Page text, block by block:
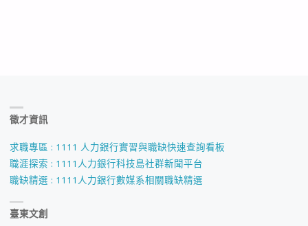
徵才資訊
求職專區 : 1111 人力銀行實習與職缺快速查詢看板
職涯探索 : 1111人力銀行科技島社群新聞平台
職缺精選 : 1111人力銀行數媒系相關職缺精選
臺東文創